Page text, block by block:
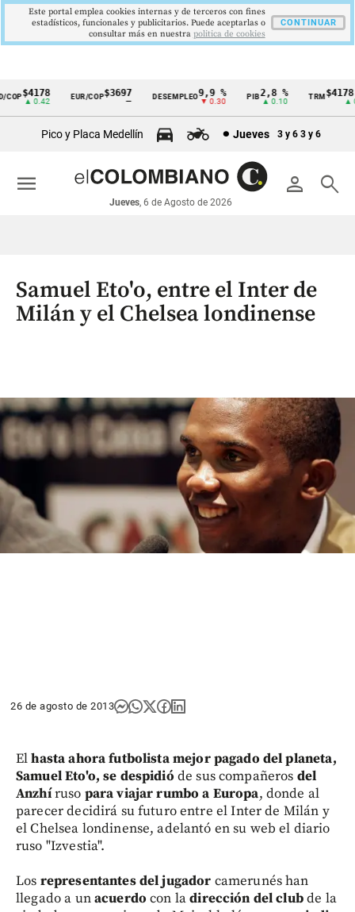
Cintillo
económicos
Colombia
$4178
▲ 0.42
EUR/COP$3697 DESEMPLEO 9,9 %
▼ 0.30
PIB2,8 %
▲ 0.10
TRM
▲
Pico y Placa Medellín Jueves 3 y 6 3 y 6
person search
Jueves, 6 de Agosto de 2026
menu
Samuel Eto'o, entre el Inter de
Milán y el Chelsea londinense
26 de agosto de 2013
Elhasta ahora futbolista mejor pagado del planeta,
Samuel Eto'o, se despidió de sus compañeros del
Anzhíruso para viajar rumbo a Europa, donde al
parecer decidirá su futuro entre el Inter de Milán y
el Chelsea londinense, adelantó en su web el diario
ruso "Izvestia".
Los representantes del jugador camerunés han
llegado a unacuerdo con ladirección del clubde la
Este portal emplea cookies internas y de terceros con fines
estadísticos, funcionales y publicitarios. Puede aceptarlas o
consultar más en nuestra politica de cookies
CONTINUAR